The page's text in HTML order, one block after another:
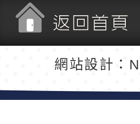
網站設計：